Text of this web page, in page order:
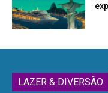
LAZER & DIVERSÃO